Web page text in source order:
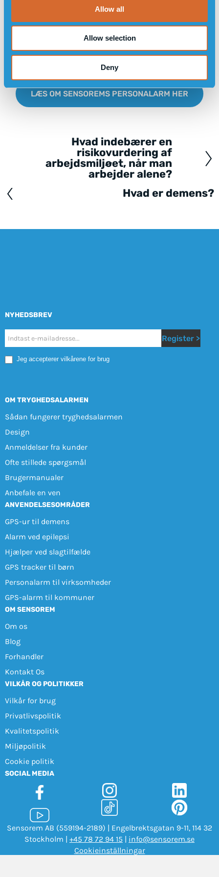
Allow all
Allow selection
Deny
LÆS OM SENSOREMS PERSONALARM HER
navigation
Hvad indebærer en
risikovurdering af
arbejdsmiljøet, når man
arbejder alene?
Hvad er demens?
NYHEDSBREV
Nyhetsbrev
Mobile
Register >
Jeg accepterer vilkårene for brug
OM TRYGHEDSALARMEN
Sådan fungerer tryghedsalarmen
Design
Anmeldelser fra kunder
Ofte stillede spørgsmål
Brugermanualer
Anbefale en ven
ANVENDELSESOMRÅDER
GPS-ur til demens
Alarm ved epilepsi
Hjælper ved slagtilfælde
GPS tracker til børn
Personalarm til virksomheder
GPS-alarm til kommuner
OM SENSOREM
Om os
Blog
Forhandler
Kontakt Os
VILKÅR OG POLITIKKER
Vilkår for brug
Privatlivspolitik
Kvalitetspolitik
Miljøpolitik
Cookie politik
SOCIAL MEDIA
Sensorem AB (559194-2189) | Engelbrektsgatan 9-11, 114 32
Stockholm | +45 78 72 94 15 | info@sensorem.se
Cookieinställningar